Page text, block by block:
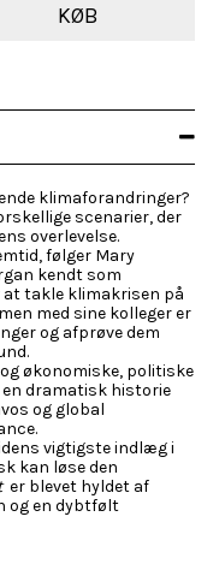
KØB
klimaforandringer?
scenarier, der
overlevelse.
følger Mary
kendt som
takle klimakrisen på
med sine kolleger er
og afprøve dem
økonomiske, politiske
dramatisk historie
og global
vigtigste indlæg i
kan løse den
er blevet hyldet af
og en dybtfølt